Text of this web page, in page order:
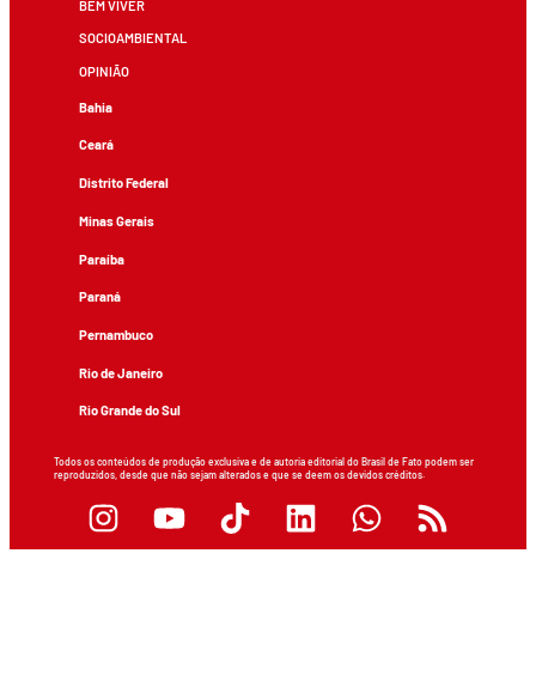
BEM VIVER
SOCIOAMBIENTAL
OPINIÃO
Bahia
Ceará
Distrito Federal
Minas Gerais
Paraíba
Paraná
Pernambuco
Rio de Janeiro
Rio Grande do Sul
Todos os conteúdos de produção exclusiva e de autoria editorial do Brasil de Fato podem ser
reproduzidos, desde que não sejam alterados e que se deem os devidos créditos.